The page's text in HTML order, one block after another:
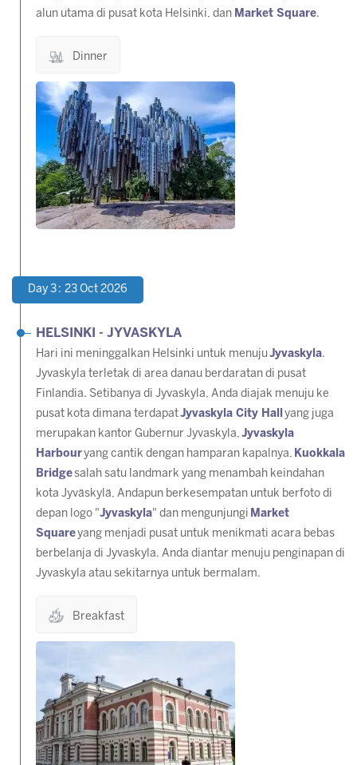
alun utama di pusat kota Helsinki, dan Market Square.
Dinner
Day 3 : 23 Oct 2026
HELSINKI - JYVASKYLA
Hari ini meninggalkan Helsinki untuk menujuJyvaskyla.
Jyvaskyla terletak di area danau berdaratan di pusat
Finlandia. Setibanya di Jyvaskyla, Anda diajak menuju ke
pusat kota dimana terdapatJyvaskyla City Hall
yang juga
merupakan kantor Gubernur Jyvaskyla, Jyvaskyla
Harbouryang cantik dengan hamparan kapalnya, Kuokkala
Bridgesalah satu landmark yang menambah keindahan
kota Jyväskylä, Andapun berkesempatan untuk berfoto di
depan logo "Jyvaskyla" dan mengunjungi Market
Squareyang menjadi pusat untuk menikmati acara bebas
berbelanja di Jyvaskyla. Anda diantar menuju penginapan di
Jyvaskyla atau sekitarnya untuk bermalam.
Breakfast